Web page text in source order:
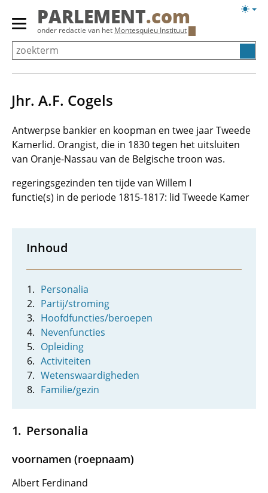
Overslaan
Primair
menu
tonen/verbergen
PARLEMENT.com
onder redactie van het Montesquieu Instituut
Jhr. A.F. Cogels
Antwerpse bankier en koopman en twee jaar Tweede
Kamerlid. Orangist, die in 1830 tegen het uitsluiten
van Oranje-Nassau van de Belgische troon was.
regeringsgezinden ten tijde van Willem I
functie(s) in de periode 1815-1817: lid Tweede Kamer
Inhoud
Personalia
Partij/stroming
Hoofdfuncties/beroepen
Nevenfuncties
Opleiding
Activiteiten
Wetenswaardigheden
Familie/gezin
Personalia
voornamen (roepnaam)
Albert Ferdinand